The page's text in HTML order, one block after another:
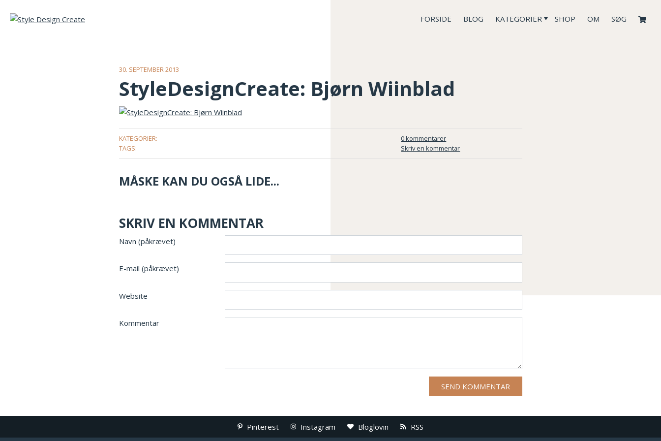
FORSIDE BLOG KATEGORIER SHOP OM SØG
30. SEPTEMBER 2013
StyleDesignCreate: Bjørn Wiinblad
KATEGORIER:
TAGS:
0 kommentarer
Skriv en kommentar
MÅSKE KAN DU OGSÅ LIDE...
SKRIV EN KOMMENTAR
Navn (påkrævet)
E-mail (påkrævet)
Website
Kommentar
Pinterest Instagram Bloglovin RSS